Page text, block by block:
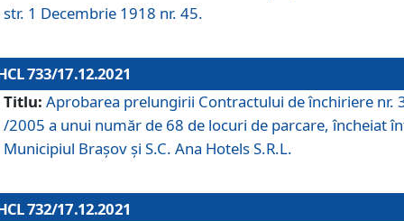
str. 1 Decembrie 1918 nr. 45.
733/17.12.2021
Titlu: Aprobarea prelungirii Contractului de închiriere nr.
/2005 a unui număr de 68 de locuri de parcare, încheiat
Municipiul Braşov şi S.C. Ana Hotels S.R.L.
732/17.12.2021